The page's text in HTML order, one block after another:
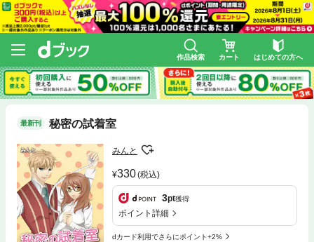
作品検索 カート はじめての方へ
最新刊 秘密の試着室
みんと
330(税込)
3pt獲得
ポイント詳細
dカード利用でさらにポイント+2%